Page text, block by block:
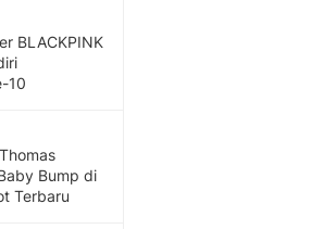
BLACKPINK
10
Bump di
Terbaru